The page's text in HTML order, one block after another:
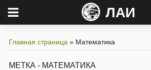
ЛАИ
Главная страница » Математика
МЕТКА - МАТЕМАТИКА